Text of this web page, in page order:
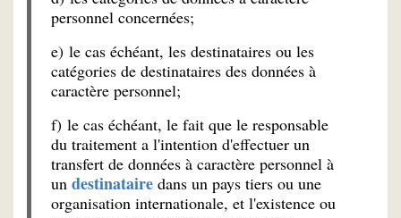
personnel concernées;
e) le cas échéant, les destinataires ou les
catégories de destinataires des données à
caractère personnel;
f) le cas échéant, le fait que le responsable
du traitement a l'intention d'effectuer un
transfert de données à caractère personnel à
un destinataire dans un pays tiers ou une
organisation internationale, et l'existence ou